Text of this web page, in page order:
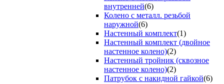
внутренней(6)
Колено с металл. резьбой
наружной(6)
Настенный комплект(1)
Настенный комплект (двойное
настенное колено)(2)
Настенный тройник (сквозное
настенное колено)(2)
Патрубок с накидной гайкой(6)